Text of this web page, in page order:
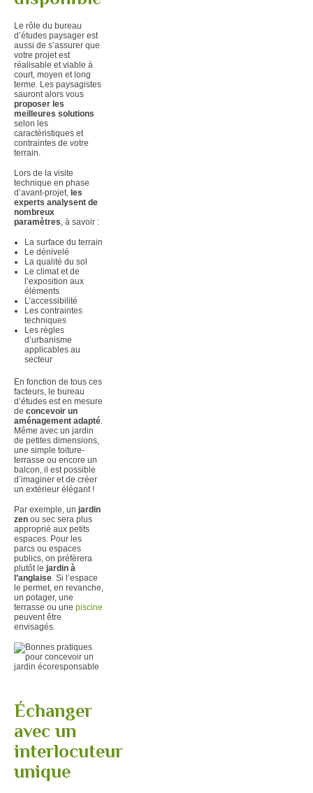
Le rôle du bureau
d’études paysager est
aussi de s’assurer que
votre projet est
réalisable et viable à
court, moyen et long
terme. Les paysagistes
sauront alors vous
proposer les
meilleures solutions
selon les
caractéristiques et
contraintes de votre
terrain.
Lors de la visite
technique en phase
d’avant-projet, les
experts analysent de
nombreux
paramètres, à savoir :
La surface du terrain
Le dénivelé
La qualité du sol
Le climat et de
l’exposition aux
éléments
L’accessibilité
Les contraintes
techniques
Les règles
d’urbanisme
applicables au
secteur
En fonction de tous ces
facteurs, le bureau
d’études est en mesure
de concevoir un
aménagement adapté.
Même avec un jardin
de petites dimensions,
une simple toiture-
terrasse ou encore un
balcon, il est possible
d’imaginer et de créer
un extérieur élégant !
Par exemple, un jardin
zen ou sec sera plus
approprié aux petits
espaces. Pour les
parcs ou espaces
publics, on préfèrera
plutôt le jardin à
l’anglaise. Si l’espace
le permet, en revanche,
un potager, une
terrasse ou une piscine
peuvent être
envisagés.
Échanger
avec un
interlocuteur
unique